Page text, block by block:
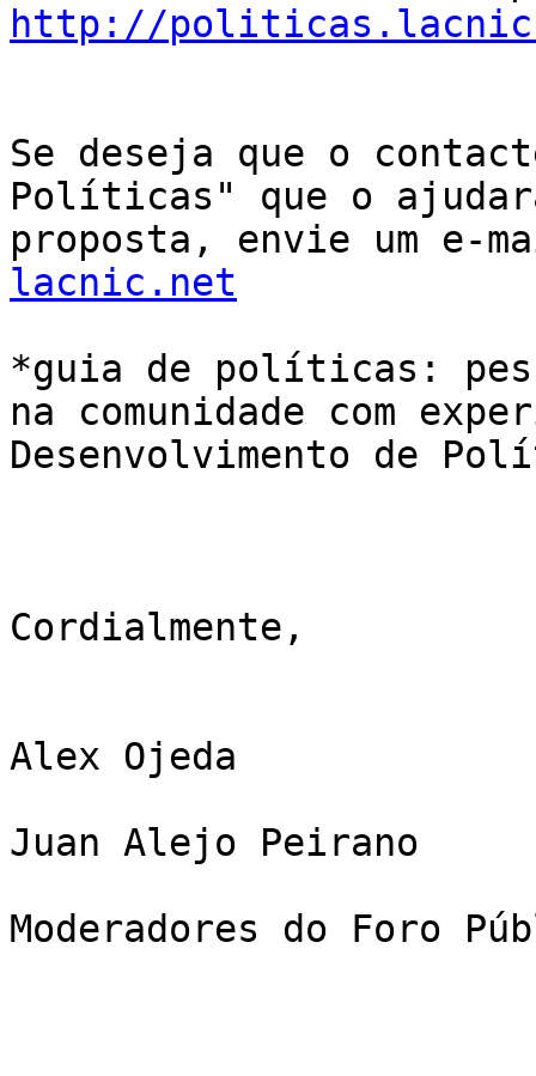
http://
Se deseja que o
Políticas" que o
proposta, envie um e-
lacnic.net
*guia de políticas:
na comunidade com
Desenvolvimento de
Cordialmente,
Alex Ojeda
Juan Alejo Peirano
Moderadores do Foro